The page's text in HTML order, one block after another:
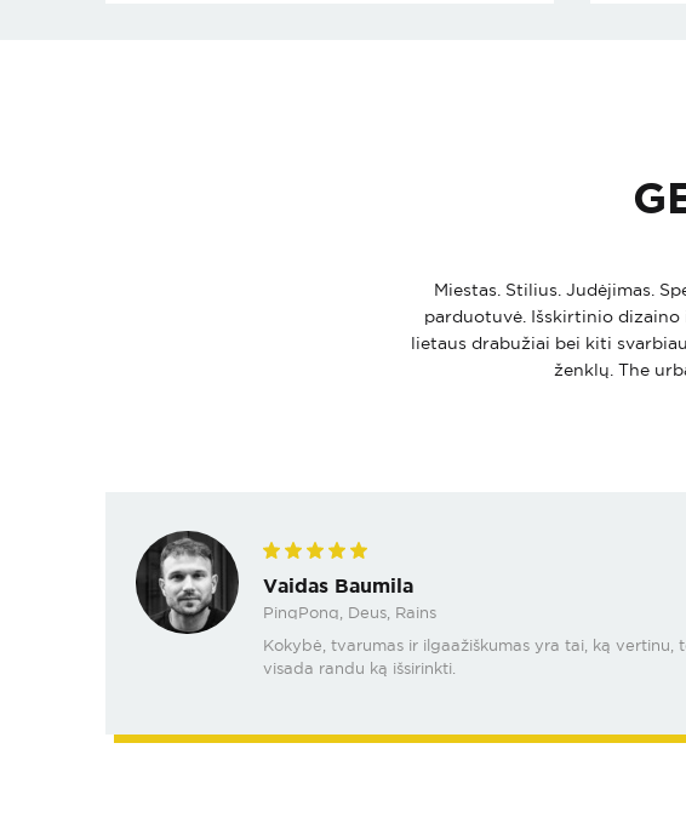
Miestas. Stilius. Judėjimas.
parduotuvė. Išskirtinio dizaino
lietaus drabužiai bei kiti
ženklų. The
Vaidas Baumila
PinqPonq, Deus, Rains
Kokybė, tvarumas ir ilgaažiškumas yra tai, ką vertinu,
visada randu ką išsirinkti.